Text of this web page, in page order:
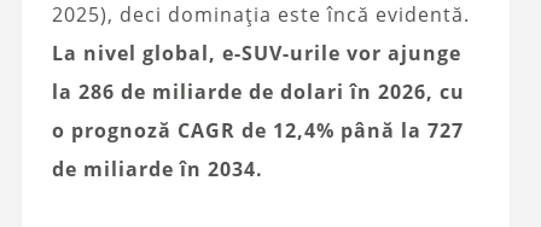
2025), deci dominația este încă evidentă.
La nivel global, e-SUV-urile vor ajunge
la 286 de miliarde de dolari în 2026, cu
o prognoză CAGR de 12,4% până la 727
de miliarde în 2034.